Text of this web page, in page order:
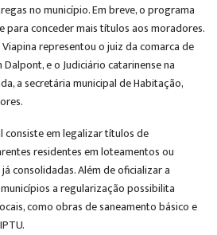
no município. Em breve, o programa
para conceder mais títulos aos moradores.
representou o juiz da comarca de
e o Judiciário catarinense na
a secretária municipal de Habitação,
consiste em legalizar títulos de
residentes em loteamentos ou
consolidadas. Além de oficializar a
a regularização possibilita
como obras de saneamento básico e